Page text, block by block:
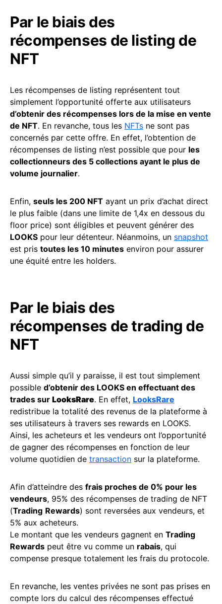
Par le biais des
récompenses de listing de
NFT
Les récompenses de listing représentent tout
simplement l’opportunité offerte aux utilisateurs
d’obtenir des récompenses lors de la mise en vente
de NFT. En revanche, tous les NFTs ne sont pas
concernés par cette offre. En effet, l’obtention de
récompenses de listing n’est possible que pour les
collectionneurs des 5 collections ayant le plus de
volume journalier.
Enfin, seuls les 200 NFT ayant un prix d’achat direct
le plus faible (dans une limite de 1,4x en dessous du
floor price) sont éligibles et peuvent générer des
LOOKS pour leur détenteur. Néanmoins, un snapshot
est pris toutes les 10 minutes environ pour assurer
une équité entre les holders.
Par le biais des
récompenses de trading de
NFT
Aussi simple qu’il y paraisse, il est tout simplement
possible d’obtenir des LOOKS en effectuant des
trades sur LooksRare. En effet, LooksRare
redistribue la totalité des revenus de la plateforme à
ses utilisateurs à travers ses rewards en LOOKS.
Ainsi, les acheteurs et les vendeurs ont l’opportunité
de gagner des récompenses en fonction de leur
volume quotidien de transaction sur la plateforme.
Afin d’atteindre des frais proches de 0% pour les
vendeurs, 95% des récompenses de trading de NFT
(Trading Rewards) sont reversées aux vendeurs, et
5% aux acheteurs.
Le montant que les vendeurs gagnent en Trading
Rewards peut être vu comme un rabais, qui
compense presque totalement les frais du protocole.
En revanche, les ventes privées ne sont pas prises en
compte lors du calcul des récompenses effectué